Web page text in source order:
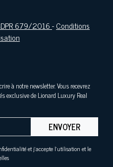
679/2016-Conditions
à notre newsletter. Vous recevrez
exclusive de Lionard Luxury Real
ENVOYER
et j'accepte l'utilisation et le